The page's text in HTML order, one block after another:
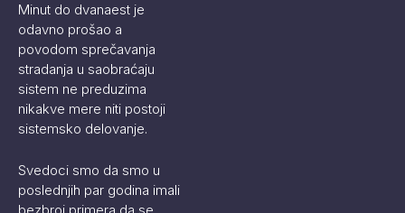
Minut do dvanaest je
odavno prošao a
povodom sprečavanja
stradanja u saobraćaju
sistem ne preduzima
nikakve mere niti postoji
sistemsko delovanje.
Svedoci smo da smo u
poslednjih par godina imali